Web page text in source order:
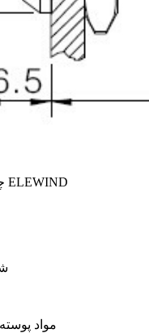
چراغ سیگنال 22 میلی متری ELEWIND
مواد